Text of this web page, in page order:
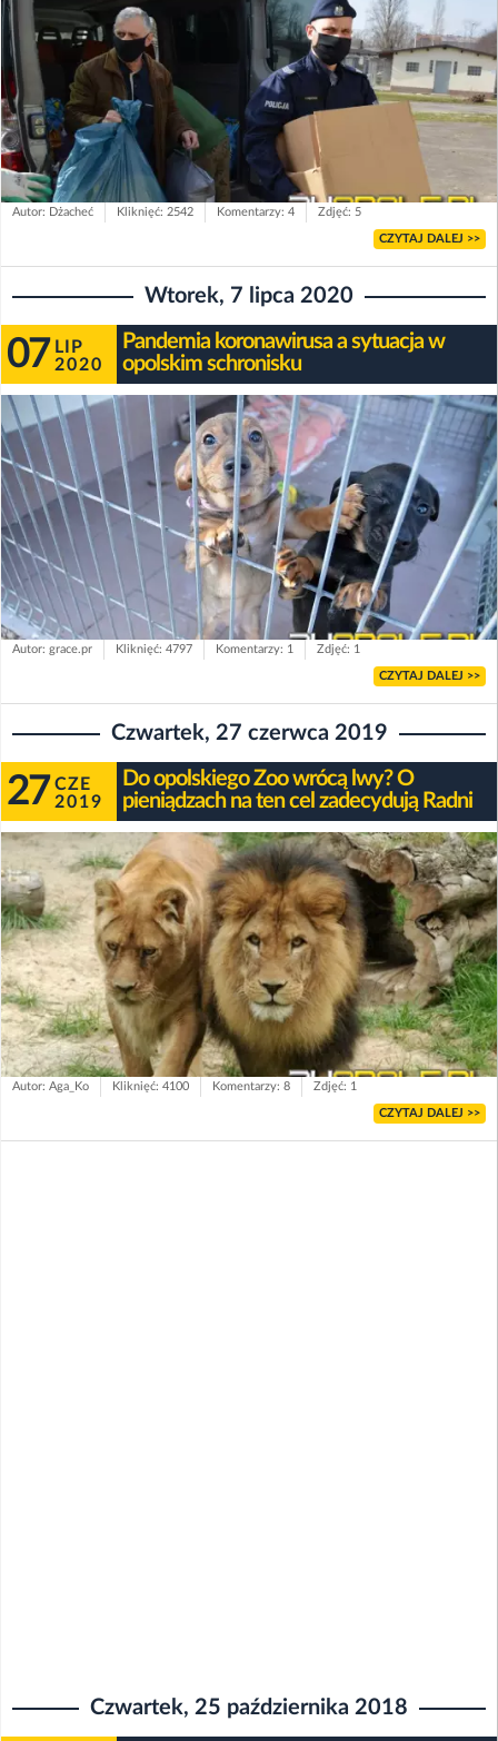
Autor: Dżacheć Kliknięć: 2542 Komentarzy: 4 Zdjęć: 5
CZYTAJ DALEJ >>
Wtorek, 7 lipca 2020
07 LIP
2020
Pandemia koronawirusa a sytuacja w
opolskim schronisku
Autor: grace.pr Kliknięć: 4797 Komentarzy: 1 Zdjęć: 1
CZYTAJ DALEJ >>
Czwartek, 27 czerwca 2019
27 CZE
2019
Do opolskiego Zoo wrócą lwy? O
pieniądzach na ten cel zadecydują Radni
Autor: Aga_Ko Kliknięć: 4100 Komentarzy: 8 Zdjęć: 1
CZYTAJ DALEJ >>
Czwartek, 25 października 2018